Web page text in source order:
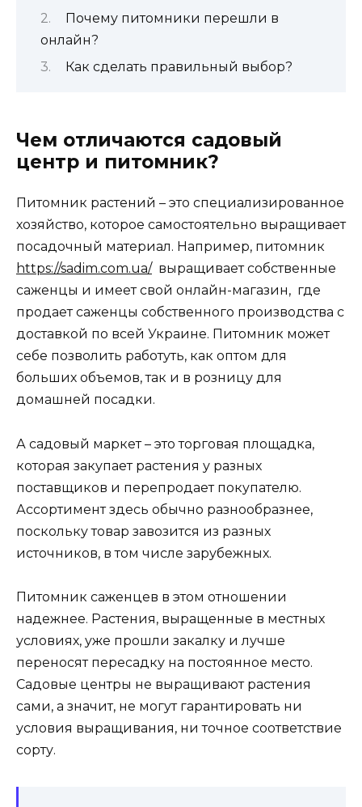
Почему питомники перешли в
онлайн?
Как сделать правильный выбор?
Чем отличаются садовый
центр и питомник?
Питомник растений – это специализированное
хозяйство, которое самостоятельно выращивает
посадочный материал. Например, питомник
https://sadim.com.ua/выращивает собственные
саженцы и имеет свой онлайн-магазин, где
продает саженцы собственного производства с
доставкой по всей Украине. Питомник может
себе позволить работуть, как оптом для
больших объемов, так и в розницу для
домашней посадки.
А садовый маркет – это торговая площадка,
которая закупает растения у разных
поставщиков и перепродает покупателю.
Ассортимент здесь обычно разнообразнее,
поскольку товар завозится из разных
источников, в том числе зарубежных.
Питомник саженцев в этом отношении
надежнее. Растения, выращенные в местных
условиях, уже прошли закалку и лучше
переносят пересадку на постоянное место.
Садовые центры не выращивают растения
сами, а значит, не могут гарантировать ни
условия выращивания, ни точное соответствие
сорту.